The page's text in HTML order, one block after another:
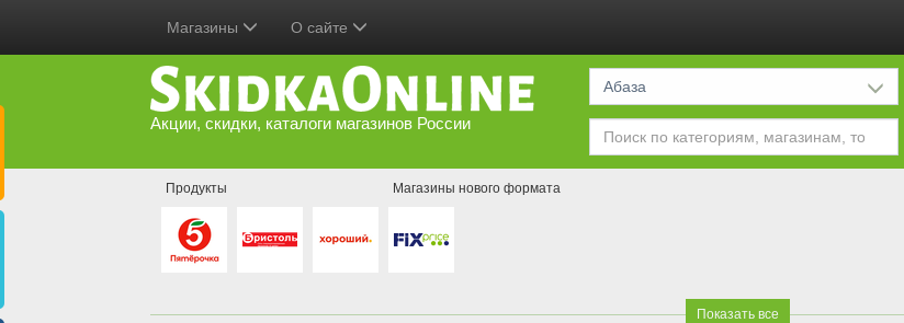
Магазины О сайте
Акции, скидки, каталоги магазинов России
Абаза
Продукты Магазины нового формата
Показать все